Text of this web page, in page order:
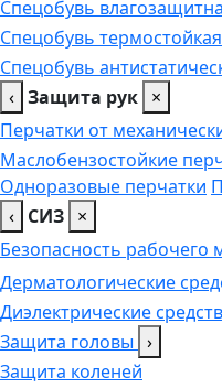
Спецобувь
Спецобувь термостойкая
Спецобувь
‹ Защита рук ×
Перчатки от
Маслобензостойкие
Одноразовые перчатки
‹ СИЗ ×
Безопасность рабочего
Дерматологические
Диэлектрические
Защита головы ›
Защита коленей